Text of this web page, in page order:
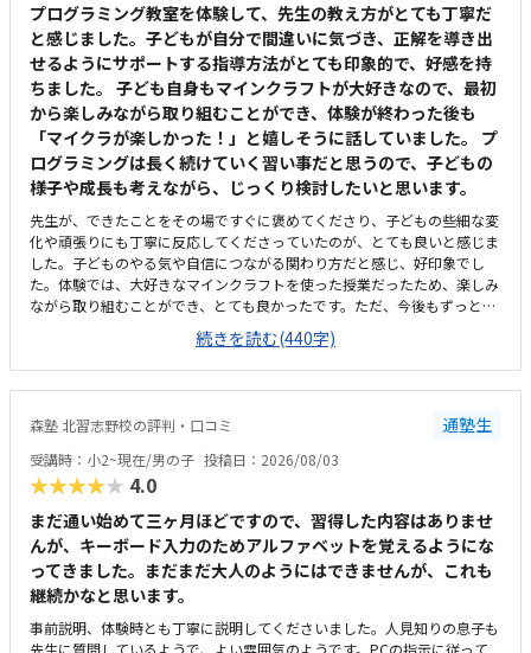
プログラミング教室を体験して、先生の教え方がとても丁寧だ
と感じました。子どもが自分で間違いに気づき、正解を導き出
せるようにサポートする指導方法がとても印象的で、好感を持
ちました。 子ども自身もマインクラフトが大好きなので、最初
から楽しみながら取り組むことができ、体験が終わった後も
「マイクラが楽しかった！」と嬉しそうに話していました。 プ
ログラミングは長く続けていく習い事だと思うので、子どもの
様子や成長も考えながら、じっくり検討したいと思います。
先生が、できたことをその場ですぐに褒めてくださり、子どもの些細な変
化や頑張りにも丁寧に反応してくださっていたのが、とても良いと感じま
した。子どものやる気や自信につながる関わり方だと感じ、好印象でし
た。体験では、大好きなマインクラフトを使った授業だったため、楽しみ
ながら取り組むことができ、とても良かったです。ただ、今後もずっとマ
インクラフトを使った内容ではないと伺ったので、その後も興味を持って
取り組めるかどうかは少し気になる点でした。教室は自宅から15分ほどの
距離にあり、通いやすいと感じました。また、駐車場もあるため、送り迎
えもしやすく、安心して通わせられる環境だと思いました。教室は一人ひ
とりの席が完全に仕切られているわけではありませんが、壁などで視線が
分散しにくい工夫がされており、集中しやすい雰囲気だと感じました。月
4回（1回50分）で約12,000円という料金は、我が家にとってはやや高く
感じますが、プログラミング教室の相場を考えると、妥当な金額なのかな
と思いました。
続きを読む(440字)
森塾 北習志野校の評判・口コミ 通塾生
受講時：小2~現在/男の子 投稿日：2026/08/03
★★★★★ 4.0
まだ通い始めて三ヶ月ほどですので、習得した内容はありませ
んが、キーボード入力のためアルファベットを覚えるようにな
ってきました。まだまだ大人のようにはできませんが、これも
継続かなと思います。
事前説明、体験時とも丁寧に説明してくださいました。人見知りの息子も